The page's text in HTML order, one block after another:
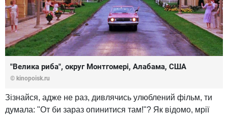
"Велика риба", округ Монтгомері, Алабама, США
© kinopoisk.ru
Зізнайся, адже не раз, дивлячись улюблений фільм, ти
думала: "От би зараз опинитися там!"? Як відомо, мрії